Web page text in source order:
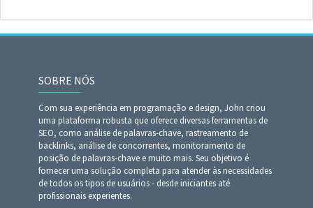
SOBRE NÓS
Com sua experiência em programação e design, John criou
uma plataforma robusta que oferece diversas ferramentas de
SEO, como análise de palavras-chave, rastreamento de
backlinks, análise de concorrentes, monitoramento de
posição de palavras-chave e muito mais. Seu objetivo é
fornecer uma solução completa para atender às necessidades
de todos os tipos de usuários - desde iniciantes até
profissionais experientes.